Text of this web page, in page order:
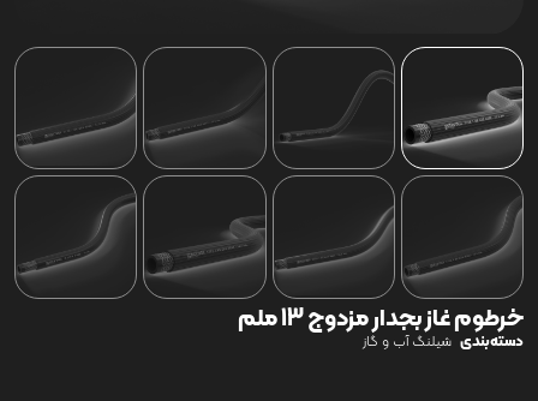
خرطوم غاز بجدار مزدوج 13 ملم
دسته‌بندی شیلنگ آب و گاز